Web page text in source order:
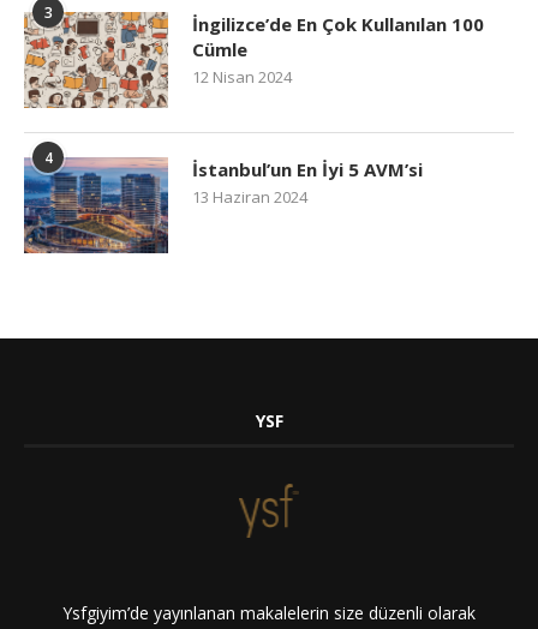
3
İngilizce’de En Çok Kullanılan 100
Cümle
12 Nisan 2024
4 İstanbul’un En İyi 5 AVM’si
13 Haziran 2024
YSF
Ysfgiyim’de yayınlanan makalelerin size düzenli olarak